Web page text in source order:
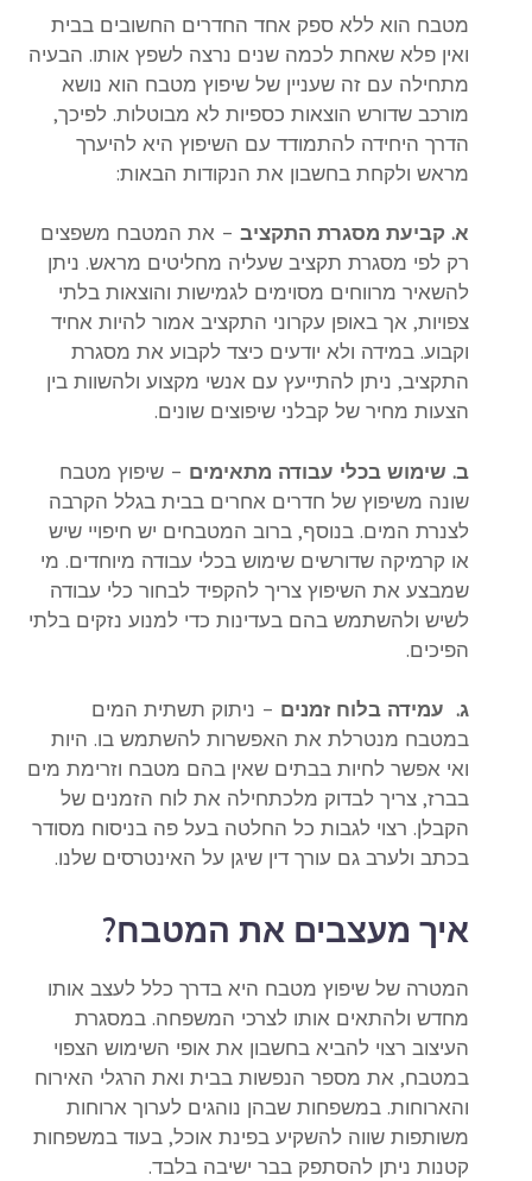
מטבח הוא ללא ספק אחד החדרים החשובים בבית
ואין פלא שאחת לכמה שנים נרצה לשפץ אותו. הבעיה
מתחילה עם זה שעניין של שיפוץ מטבח הוא נושא
מורכב שדורש הוצאות כספיות לא מבוטלות. לפיכך,
הדרך היחידה להתמודד עם השיפוץ היא להיערך
מראש ולקחת בחשבון את הנקודות הבאות:
א. קביעת מסגרת התקציב – את המטבח משפצים
רק לפי מסגרת תקציב שעליה מחליטים מראש. ניתן
להשאיר מרווחים מסוימים לגמישות והוצאות בלתי
צפויות, אך באופן עקרוני התקציב אמור להיות אחיד
וקבוע. במידה ולא יודעים כיצד לקבוע את מסגרת
התקציב, ניתן להתייעץ עם אנשי מקצוע ולהשוות בין
הצעות מחיר של קבלני שיפוצים שונים.
ב. שימוש בכלי עבודה מתאימים – שיפוץ מטבח
שונה משיפוץ של חדרים אחרים בבית בגלל הקרבה
לצנרת המים. בנוסף, ברוב המטבחים יש חיפויי שיש
או קרמיקה שדורשים שימוש בכלי עבודה מיוחדים. מי
שמבצע את השיפוץ צריך להקפיד לבחור כלי עבודה
לשיש ולהשתמש בהם בעדינות כדי למנוע נזקים בלתי
הפיכים.
ג. עמידה בלוח זמנים – ניתוק תשתית המים
במטבח מנטרלת את האפשרות להשתמש בו. היות
ואי אפשר לחיות בבתים שאין בהם מטבח וזרימת מים
בברז, צריך לבדוק מלכתחילה את לוח הזמנים של
הקבלן. רצוי לגבות כל החלטה בעל פה בניסוח מסודר
בכתב ולערב גם עורך דין שיגן על האינטרסים שלנו.
איך מעצבים את המטבח?
המטרה של שיפוץ מטבח היא בדרך כלל לעצב אותו
מחדש ולהתאים אותו לצרכי המשפחה. במסגרת
העיצוב רצוי להביא בחשבון את אופי השימוש הצפוי
במטבח, את מספר הנפשות בבית ואת הרגלי האירוח
והארוחות. במשפחות שבהן נוהגים לערוך ארוחות
משותפות שווה להשקיע בפינת אוכל, בעוד במשפחות
קטנות ניתן להסתפק בבר ישיבה בלבד.